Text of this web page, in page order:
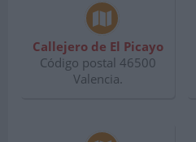
Callejero de El Picayo
Código postal 46500
Valencia.